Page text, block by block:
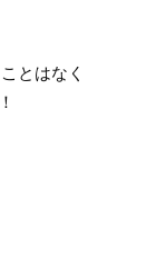
とはなく